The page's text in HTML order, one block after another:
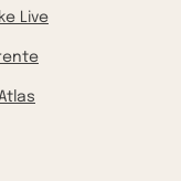
Live